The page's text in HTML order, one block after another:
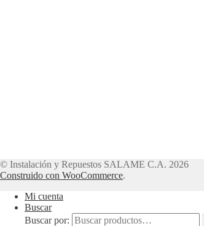
© Instalación y Repuestos SALAME C.A. 2026
Construido con WooCommerce.
Mi cuenta
Buscar
Buscar por: